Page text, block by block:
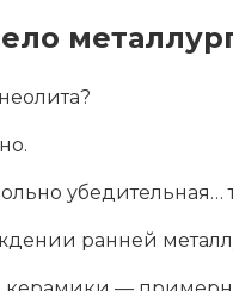
убедительная…
ранней